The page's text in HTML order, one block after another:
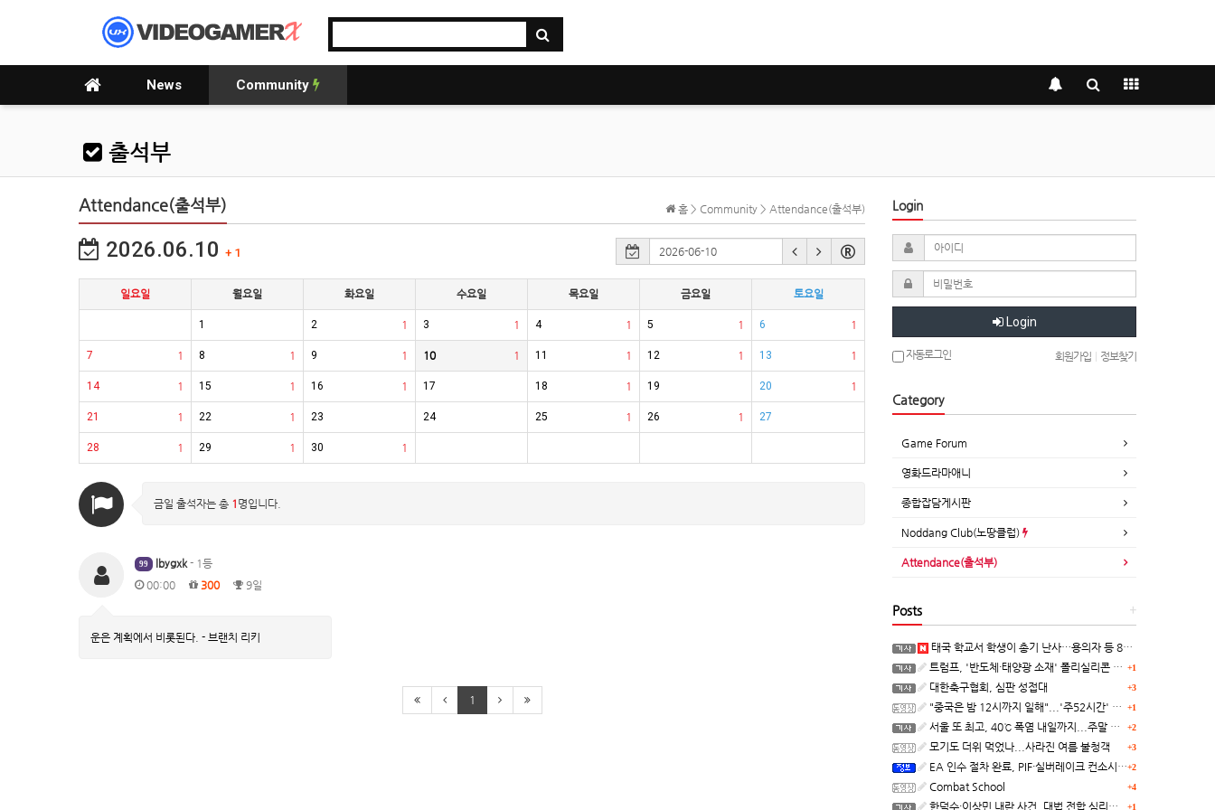
News Community
출석부
홈 > Community > Attendance(출석부)
Attendance(출석부)
2026.06.10 + 1
일요일 월요일 화요일 수요일 목요일 금요일 토요일
1 1
2 1
3 1
4 1
5 1
6
1
7 1
8 1
9 1
10 1
11 1
12 1
13
1
14 1
15 1
16 17 1
18 19 1
20
1
21 1
22 23 24 1
25 1
26 27
1
28 1
29 1
30
금일 출석자는 총 1 명입니다.
99 lbygxk - 1등
00:00
300 9일
운은 계획에서 비롯된다. - 브랜치 리키
1
Login
Login
자동로그인 회원가입 정보찾기
Category
Game Forum
영화드라마애니
종합잡담게시판
Noddang Club(노땅클럽)
Attendance(출석부)
+
Posts
태국 학교서 학생이 총기 난사…용의자 등 8명 숨져
+1
트럼프, '반도체·태양광 소재' 폴리실리콘 파생 제품에 15% 관세...한국 기업도 영향
+3
대한축구협회, 심판 성접대
+1
"중국은 밤 12시까지 일해"...'주52시간' 손볼까
+2
서울 또 최고, 40℃ 폭염 내일까지...주말 동쪽 비바람
+3
모기도 더위 먹었나...사라진 여름 불청객
+2
EA 인수 절차 완료, PIF·실버레이크 컨소시엄 산하 편입
+4
Combat School
+1
한덕수·이상민 내란 사건, 대법 전합 심리…"역사적 사법평가"(종합)